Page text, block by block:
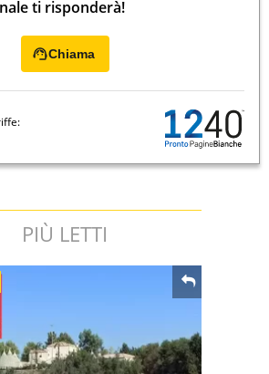
ti risponderà!
Chiama
PIÙ LETTI